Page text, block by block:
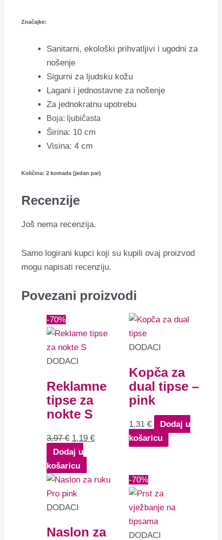
Značajke:
Sanitarni, ekološki prihvatljivi i ugodni za
nošenje
Sigurni za ljudsku kožu
Lagani i jednostavne za nošenje
Za jednokratnu upotrebu
Boja: ljubičasta
Širina: 10 cm
Visina: 4 cm
Količina: 2 komada (jedan par)
Recenzije
Još nema recenzija.
Samo logirani kupci koji su kupili ovaj proizvod
mogu napisati recenziju.
Povezani proizvodi
-70%
DODACI
Reklamne
tipse za
nokte S
3,97€
cijena
bila
je:
1,19€
cijena
Dodaj u
košaricu
DODACI
Kopča za
dual tipse –
pink
1,31 €
Dodaj u
košaricu
DODACI
Naslon za
-70%
DODACI
cijena
bila
je:
1,29 €.